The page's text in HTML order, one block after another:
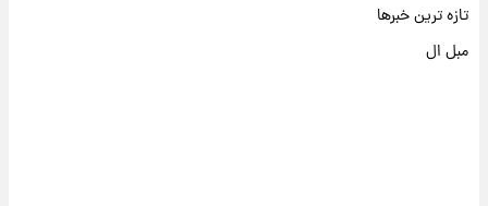
تازه ترین خبرها
مبل ال